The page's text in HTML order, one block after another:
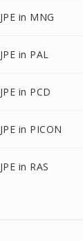
JPE in MNG
JPE in PAL
JPE in PCD
JPE in PICON
JPE in RAS